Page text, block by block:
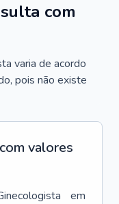
com
varia de acordo
pois não existe
valores
em